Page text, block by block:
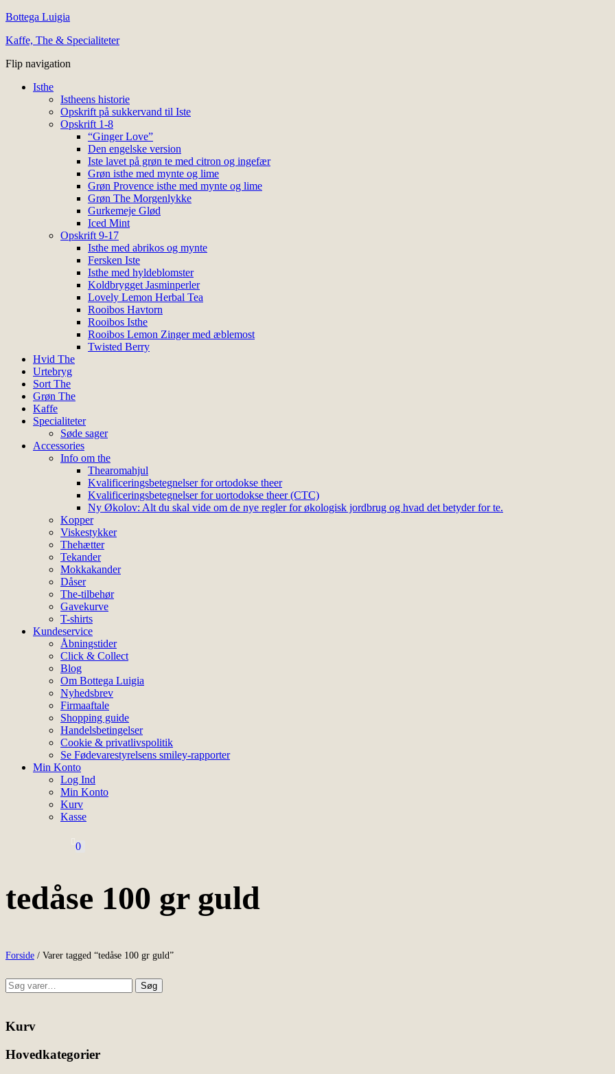
Bottega Luigia
Kaffe, The & Specialiteter
Flip navigation
Isthe
Istheens historie
Opskrift på sukkervand til Iste
Opskrift 1-8
“Ginger Love”
Den engelske version
Iste lavet på grøn te med citron og ingefær
Grøn isthe med mynte og lime
Grøn Provence isthe med mynte og lime
Grøn The Morgenlykke
Gurkemeje Glød
Iced Mint
Opskrift 9-17
Isthe med abrikos og mynte
Fersken Iste
Isthe med hyldeblomster
Koldbrygget Jasminperler
Lovely Lemon Herbal Tea
Rooibos Havtorn
Rooibos Isthe
Rooibos Lemon Zinger med æblemost
Twisted Berry
Hvid The
Urtebryg
Sort The
Grøn The
Kaffe
Specialiteter
Søde sager
Accessories
Info om the
Thearomahjul
Kvalificeringsbetegnelser for ortodokse theer
Kvalificeringsbetegnelser for uortodokse theer (CTC)
Ny Økolov: Alt du skal vide om de nye regler for økologisk jordbrug og hvad det betyder for te.
Kopper
Viskestykker
Thehætter
Tekander
Mokkakander
Dåser
The-tilbehør
Gavekurve
T-shirts
Kundeservice
Åbningstider
Click & Collect
Blog
Om Bottega Luigia
Nyhedsbrev
Firmaaftale
Shopping guide
Handelsbetingelser
Cookie & privatlivspolitik
Se Fødevarestyrelsens smiley-rapporter
Min Konto
Log Ind
Min Konto
Kurv
Kasse
0
tedåse 100 gr guld
Forside / Varer tagged “tedåse 100 gr guld”
Søg
efter:
Søg
Kurv
Hovedkategorier